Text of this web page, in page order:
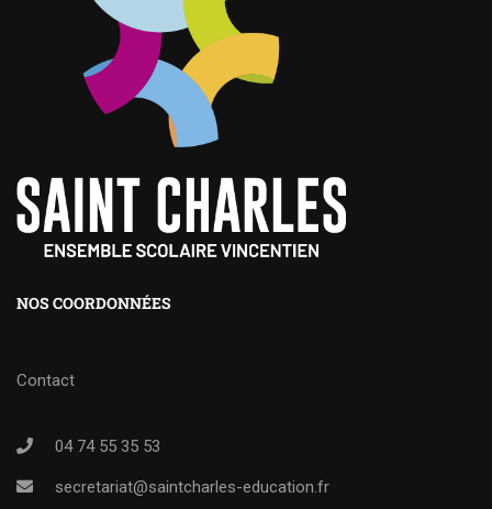
NOS COORDONNÉES
Contact
04 74 55 35 53
secretariat@saintcharles-education.fr